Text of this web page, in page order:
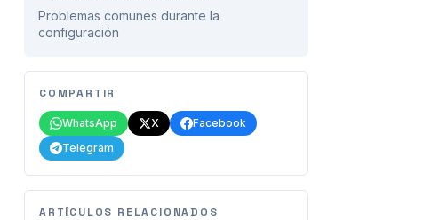
Problemas comunes durante la
configuración
COMPARTIR
WhatsApp X
Facebook
Telegram
ARTÍCULOS RELACIONADOS